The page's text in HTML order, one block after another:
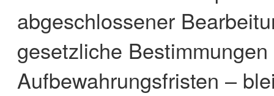
abgeschlossener
gesetzliche
Aufbewahrungsfristen –